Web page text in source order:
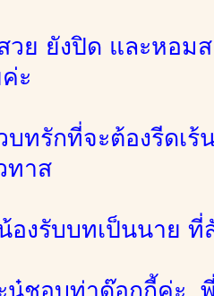
วย ยังปิด และหอม
ะ
บทรักที่จะต้องรีดเร้
ทาส
องรับบทเป็นนาย
นู๋ชอบท่าด๊อกกี้ค่ะ